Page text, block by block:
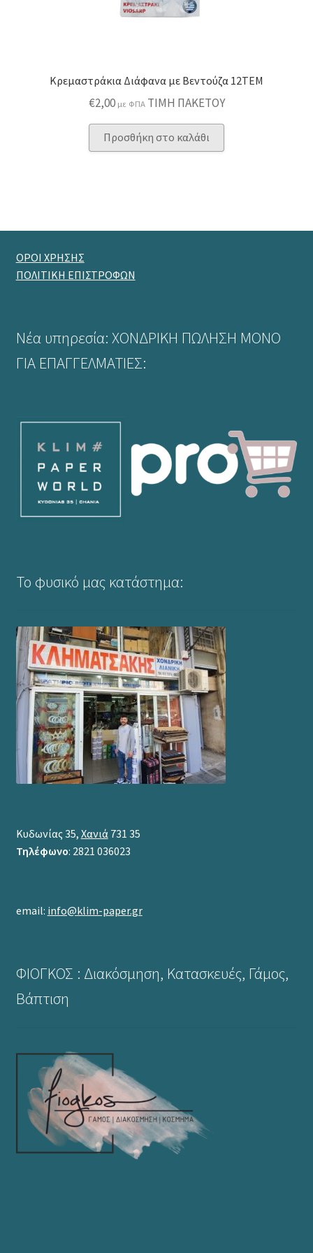
προϊόντος
Κρεμαστράκια Διάφανα με Βεντούζα 12ΤΕΜ
€2,00 με ΦΠΑ ΤΙΜΗ ΠΑΚΕΤΟΥ
Προσθήκη στο καλάθι
ΟΡΟΙ ΧΡΗΣΗΣ
ΠΟΛΙΤΙΚΗ ΕΠΙΣΤΡΟΦΩΝ
Νέα υπηρεσία: ΧΟΝΔΡΙΚΗ ΠΩΛΗΣΗ ΜΟΝΟ
ΓΙΑ ΕΠΑΓΓΕΛΜΑΤΙΕΣ:
Το φυσικό μας κατάστημα:
Κυδωνίας 35, Χανιά731 35
Τηλέφωνο: 2821 036023
email: info@klim-paper.gr
ΦΙΟΓΚΟΣ : Διακόσμηση, Κατασκευές, Γάμος,
Βάπτιση